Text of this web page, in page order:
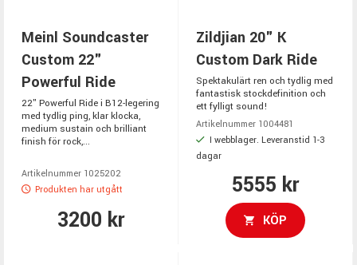
Meinl Soundcaster
Custom 22"
Powerful Ride
22" Powerful Ride i B12-legering
med tydlig ping, klar klocka,
medium sustain och brilliant
finish för rock,...
Artikelnummer 1025202
Produkten har utgått
3200 kr
Zildjian 20" K
Custom Dark Ride
Spektakulärt ren och tydlig med
fantastisk stockdefinition och
ett fylligt sound!
Artikelnummer 1004481
I webblager. Leveranstid 1-3
dagar
5555 kr
KÖP